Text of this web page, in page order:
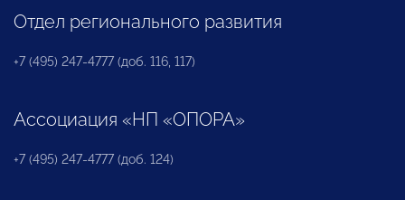
Отдел регионального развития
+7 (495) 247-4777 (доб. 116, 117)
Ассоциация «НП «ОПОРА»
+7 (495) 247-4777 (доб. 124)